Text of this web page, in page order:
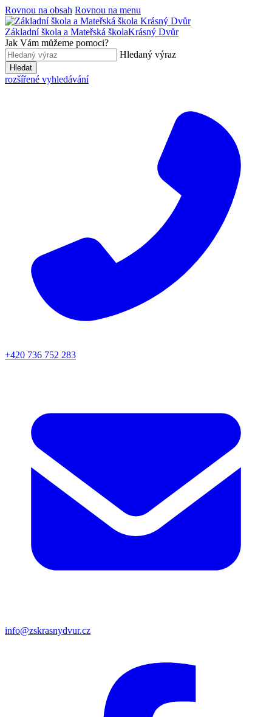
Rovnou na obsah Rovnou na menu
Základní škola a Mateřská školaKrásný Dvůr
Jak Vám můžeme pomoci?
Hledaný výraz
Hledat
rozšířené vyhledávání
+420 736 752 283
info@zskrasnydvur.cz